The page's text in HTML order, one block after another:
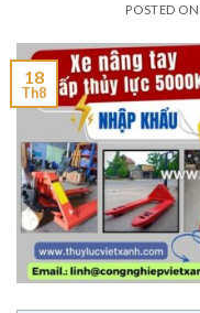
POSTED ON
18
Th8